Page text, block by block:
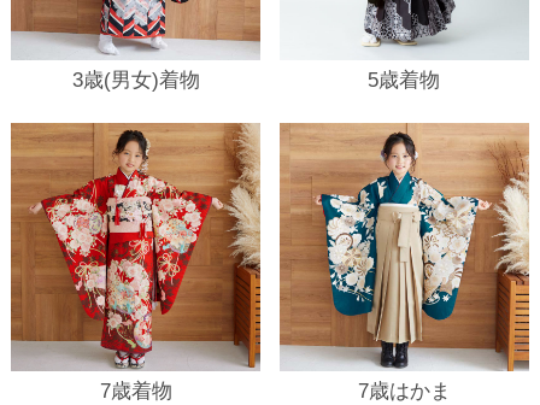
3歳(男女)着物 5歳着物
7歳着物 7歳はかま